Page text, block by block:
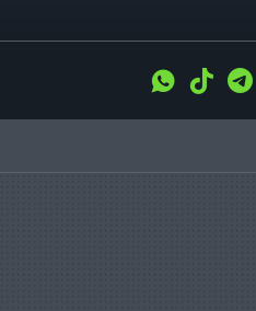
WhatsApp
Tiktok